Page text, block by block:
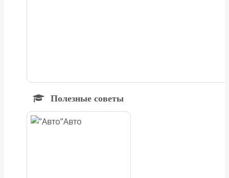
Полезные советы
Авто